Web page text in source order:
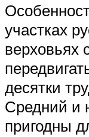
участках
верховьях
десятки
Средний и
пригодны